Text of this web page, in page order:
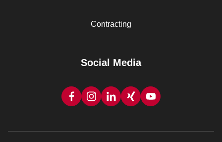
Contracting
Social Media